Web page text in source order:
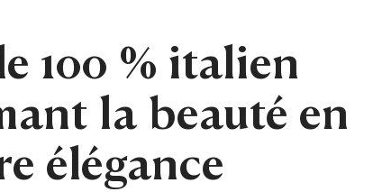
100 % italien
la beauté en
élégance